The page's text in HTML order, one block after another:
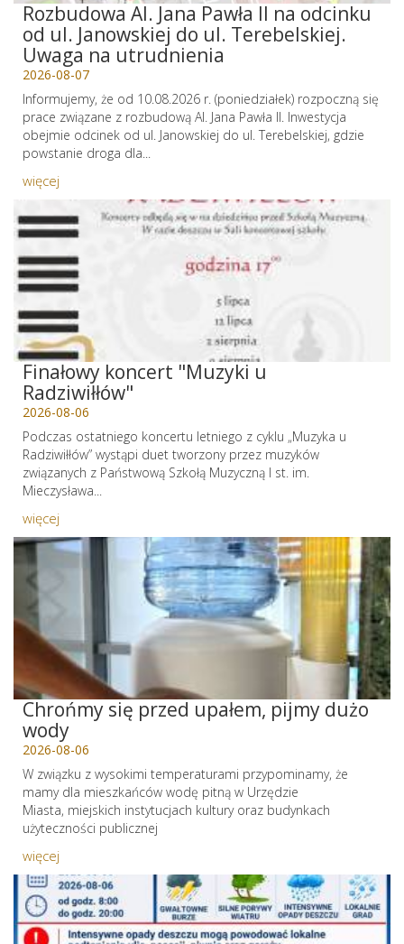
Rozbudowa Al. Jana Pawła II na odcinku
od ul. Janowskiej do ul. Terebelskiej.
Uwaga na utrudnienia
2026-08-07
Informujemy, że od 10.08.2026 r. (poniedziałek) rozpoczną się
prace związane z rozbudową Al. Jana Pawła II. Inwestycja
obejmie odcinek od ul. Janowskiej do ul. Terebelskiej, gdzie
powstanie droga dla...
więcej
Finałowy koncert "Muzyki u
Radziwiłłów"
2026-08-06
Podczas ostatniego koncertu letniego z cyklu „Muzyka u
Radziwiłłów” wystąpi duet tworzony przez muzyków
związanych z Państwową Szkołą Muzyczną I st. im.
Mieczysława...
więcej
Chrońmy się przed upałem, pijmy dużo
wody
2026-08-06
W związku z wysokimi temperaturami przypominamy, że
mamy dla mieszkańców wodę pitną w Urzędzie
Miasta, miejskich instytucjach kultury oraz budynkach
użyteczności publicznej
więcej